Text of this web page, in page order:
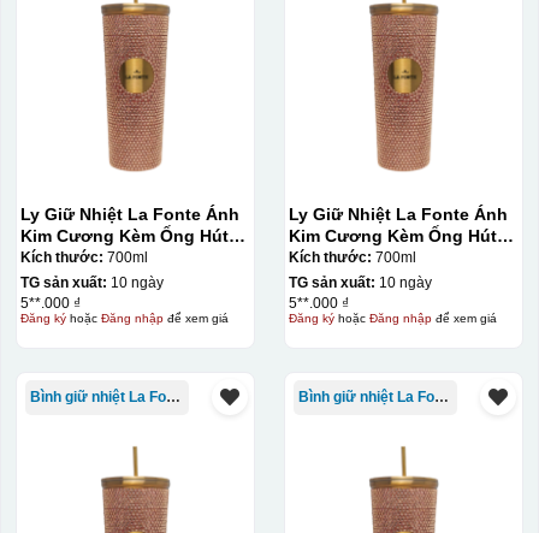
Ly Giữ Nhiệt La Fonte Ánh
Kim Cương Kèm Ống Hút-
700 ml-014687-GOL
Kích thước: 700ml
TG sản xuất: 10 ngày
5**.000 ₫
Đăng kýhoặc Đăng nhậpđể xem giá
Ly Giữ Nhiệt La Fonte Ánh
Kim Cương Kèm Ống Hút-
700 ml-014687-GOL
Kích thước: 700ml
TG sản xuất: 10 ngày
5**.000 ₫
Đăng kýhoặc Đăng nhậpđể xem giá
Bình giữ nhiệt La Fonte Bình giữ nhiệt La Fonte